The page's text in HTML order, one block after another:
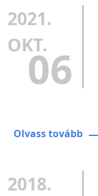
2021.
OKT.06
Olvass tovább
2018.